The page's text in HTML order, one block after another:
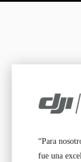
“Para
fue una